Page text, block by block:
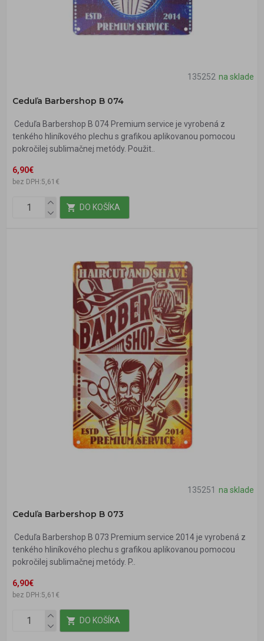
135252 na sklade
Ceduľa Barbershop B 074
Ceduľa Barbershop B 074 Premium service je vyrobená z
tenkého hliníkového plechu s grafikou aplikovanou pomocou
pokročilej sublimačnej metódy. Použit..
6,90€
bez DPH:5,61€
DO KOŠÍKA
135251 na sklade
Ceduľa Barbershop B 073
Ceduľa Barbershop B 073 Premium service 2014 je vyrobená z
tenkého hliníkového plechu s grafikou aplikovanou pomocou
pokročilej sublimačnej metódy. P..
6,90€
bez DPH:5,61€
DO KOŠÍKA